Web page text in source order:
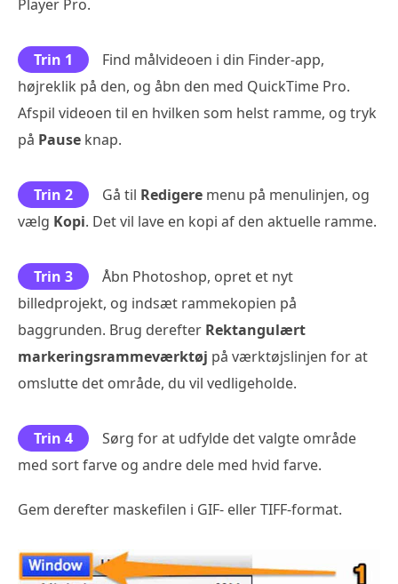
Player Pro.
Trin 1
Find målvideoen i din Finder-app,
højreklik på den, og åbn den med QuickTime Pro.
Afspil videoen til en hvilken som helst ramme, og tryk
på Pause knap.
Trin 2 Gå til Redigere menu på menulinjen, og
vælg Kopi. Det vil lave en kopi af den aktuelle ramme.
Trin 3
Åbn Photoshop, opret et nyt
billedprojekt, og indsæt rammekopien på
baggrunden. Brug derefter Rektangulært
markeringsrammeværktøj på værktøjslinjen for at
omslutte det område, du vil vedligeholde.
Trin 4
Sørg for at udfylde det valgte område
med sort farve og andre dele med hvid farve.
Gem derefter maskefilen i GIF- eller TIFF-format.